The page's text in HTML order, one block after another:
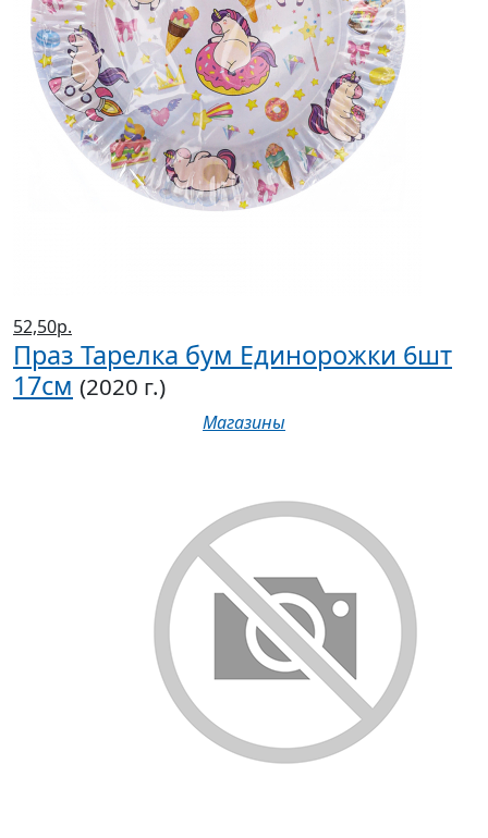
52,50р.
Праз Тарелка бум Единорожки 6шт
17см (2020 г.)
Магазины